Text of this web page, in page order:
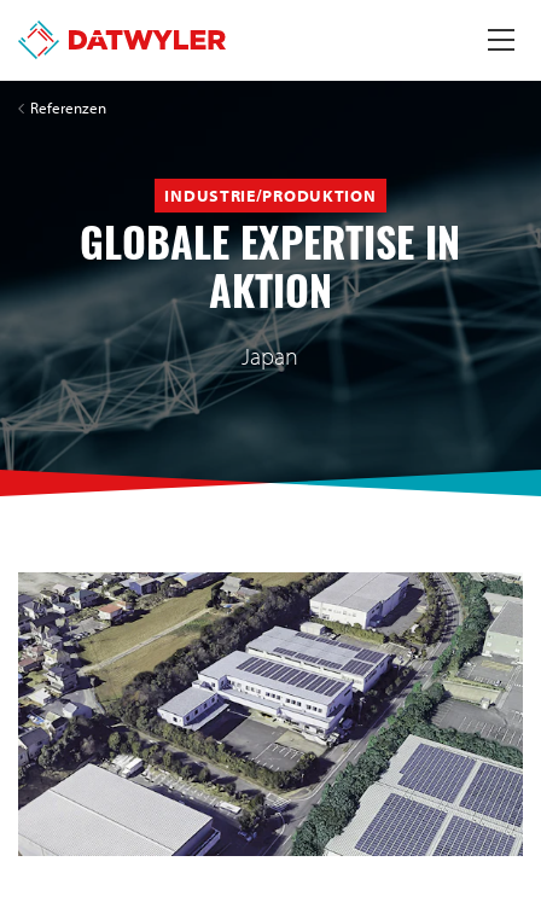
Referenzen
INDUSTRIE/PRODUKTION
GLOBALE EXPERTISE IN
AKTION
Japan